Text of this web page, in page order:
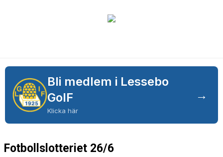
BILDGALLERI
DOKUMENT
MATCHER
MEDLEMSKAP
Bli medlem i Lessebo
GoIF
Klicka här
→
Fotbollslotteriet 26/6